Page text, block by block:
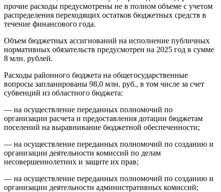
прочие расходы предусмотрены не в полном объеме с учетом
распределения переходящих остатков бюджетных средств в
течение финансового года.
Объем бюджетных ассигнований на исполнение публичных
нормативных обязательств предусмотрен на 2025 год в сумме
8 млн. рублей.
Расходы районного бюджета на общегосударственные
вопросы запланированы 98,0 млн. руб., в том числе за счет
субвенций из областного бюджета:
— на осуществление переданных полномочий по
организации расчета и предоставления дотации бюджетам
поселений на выравнивание бюджетной обеспеченности;
— на осуществление переданных полномочий по созданию и
организации деятельности комиссий по делам
несовершеннолетних и защите их прав;
— на осуществление переданных полномочий по созданию и
организации деятельности административных комиссий;